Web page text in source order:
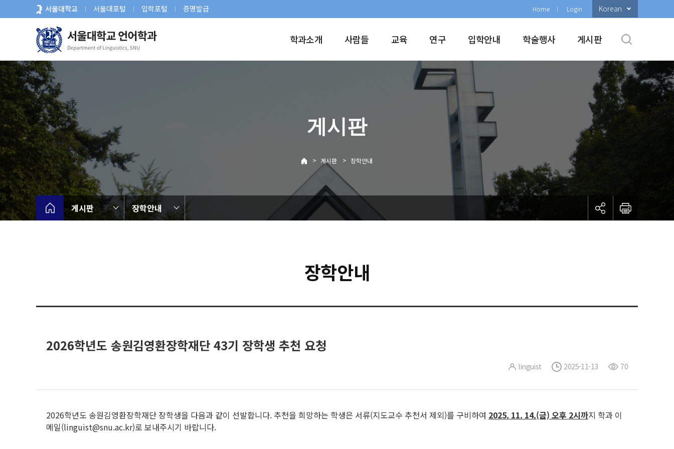
로
뉴
서울대학교 서울대포털 입학포털 증명발급 Home Login Korean
학과소개 사람들 교육 연구 입학안내 학술행사 게시판
게시판
> 게시판 > 장학안내
게시판 장학안내
장학안내
2026학년도 송원김영환장학재단 43기 장학생 추천 요청
linguist 2025-11-13 70
2026학년도 송원김영환장학재단 장학생을 다음과 같이 선발합니다. 추천을 희망하는 학생은 서류(지도교수 추천서 제외)를 구비하여 2025. 11. 14.(금) 오후 2시까지 학과 이
메일(linguist@snu.ac.kr)로 보내주시기 바랍니다.